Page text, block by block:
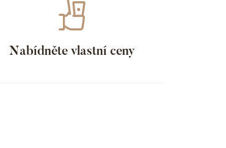
Nabídněte vlastní ceny